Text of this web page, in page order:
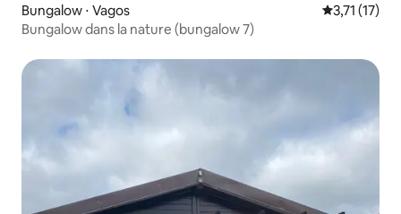
Bungalow ⋅ Vagos Évaluation
3,71 (17)
Bungalow dans la nature (bungalow 7)